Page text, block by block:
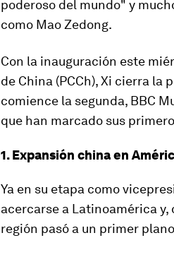
poderoso del mundo" y
como Mao Zedong.
Con la inauguración este
de China (PCCh), Xi cierra la
comience la segunda, BBC
que han marcado sus
1. Expansión china en
Ya en su etapa como
acercarse a Latinoamérica y,
región pasó a un primer